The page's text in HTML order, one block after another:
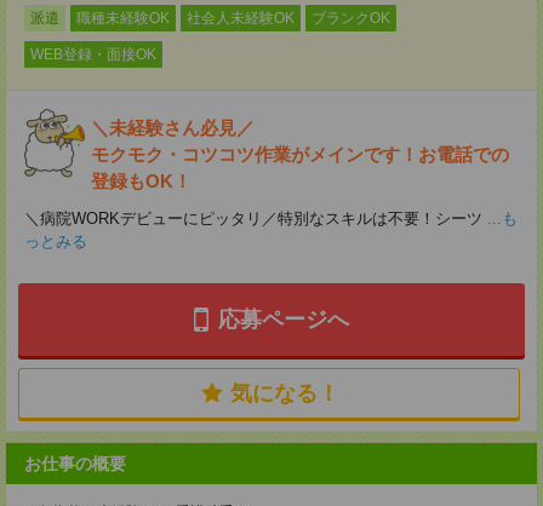
派遣
職種未経験OK 社会人未経験OK ブランクOK
WEB登録・面接OK
＼未経験さん必見／
モクモク・コツコツ作業がメインです！お電話での
登録もOK！
＼病院WORKデビューにピッタリ／特別なスキルは不要！シーツ ...も
っとみる
応募ページへ
気になる！
お仕事の概要